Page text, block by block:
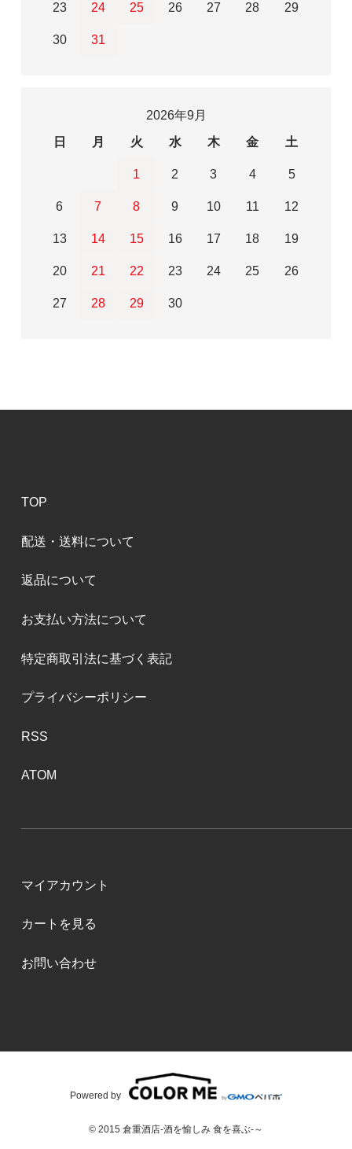
23 24 25 26 27 28 29
30 31
2026年9月
日
月 火 水 木 金 土
1 2 3 4 5
6 7 8 9 10 11 12
13 14 15 16 17 18 19
20 21 22 23 24 25 26
27 28 29 30
TOP
配送・送料について
返品について
お支払い方法について
特定商取引法に基づく表記
プライバシーポリシー
RSS
ATOM
マイアカウント
カートを見る
お問い合わせ
© 2015 倉重酒店-酒を愉しみ 食を喜ぶ-～
Powered by